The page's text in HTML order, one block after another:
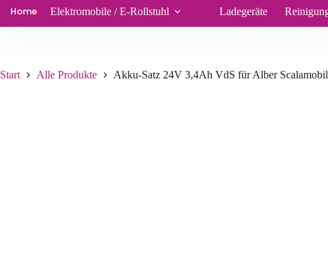
Home Elektromobile / E-Rollstuhl Ladegeräte
Start Alle Produkte Akku-Satz 24V 3,4Ah VdS für Alber Scalamobil